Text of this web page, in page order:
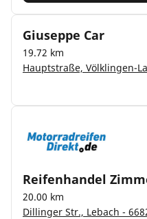
Giuseppe Car
19.72 km
Hauptstraße, Völklingen-
Reifenhandel
20.00 km
Dillinger Str., Lebach -